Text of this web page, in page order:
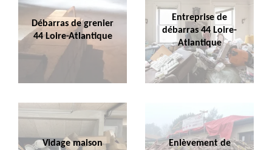
Débarras de grenier
44 Loire-Atlantique
Entreprise de
débarras 44 Loire-
Atlantique
Vidage maison
Enlèvement de